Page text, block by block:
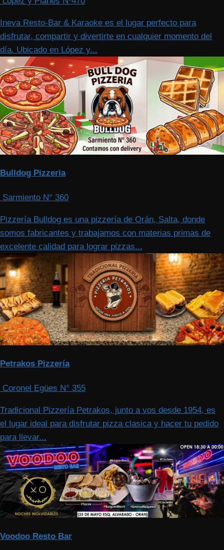
Ineva Resto-Bar & Karaoke es el lugar perfecto para
disfrutar, compartir y divertirte en cualquier momento del
día. Ubicado en López y...
Bulldog Pizzeria
Sarmiento N° 360
Pizzería Bulldog es una pizzería de Orán, Salta, donde
somos fabricantes y trabajamos con materias primas de
excelente calidad para lograr pizzas...
Petrakos Pizzería
Coronel Egües N° 355
Tradicional Pizzería Petrakos, junto a vos desde 1954, es
el lugar ideal para disfrutar pizza clasica y hacer tu pedido
para llevar...
Voodoo Resto Bar